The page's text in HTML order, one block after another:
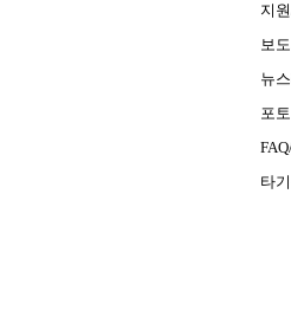
지
보
뉴
포
타